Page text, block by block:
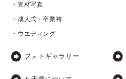
・宣材写真
・成人式・卒業袴
・ウエディング
フォトギャラリー